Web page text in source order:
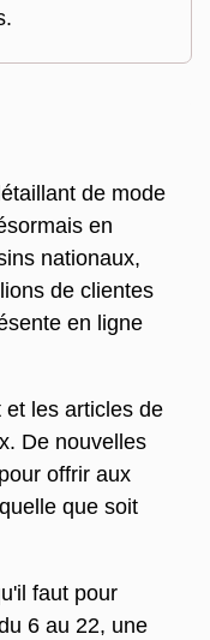
de mode
en
nationaux,
de clientes
en ligne
les articles de
De nouvelles
offrir aux
que soit
faut pour
6 au 22, une